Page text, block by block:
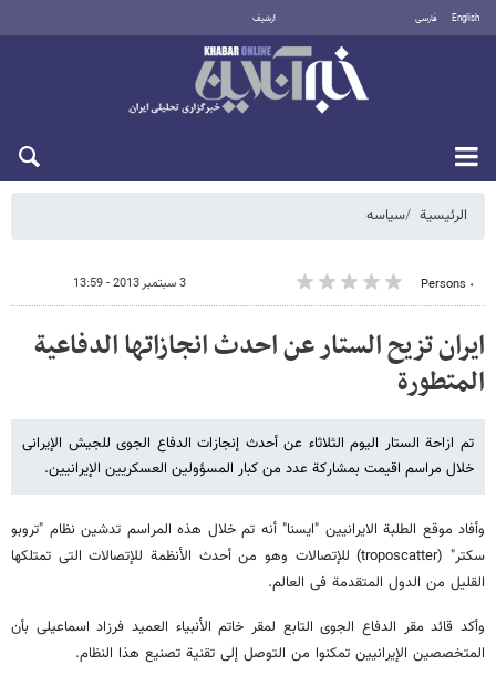
English فارسی أرشيف
الرئيسية سیاسه
٠ Persons 3 سبتمبر 2013 - 13:59
ایران تزیح الستار عن احدث انجازاتها الدفاعیة
المتطورة
تم ازاحة الستار الیوم الثلاثاء عن أحدث إنجازات الدفاع الجوی للجیش الإیرانی
خلال مراسم اقیمت بمشارکة عدد من کبار المسؤولین العسکریین الإیرانیین.
وأفاد موقع الطلبة الایرانیین "ایسنا" أنه تم خلال هذه المراسم تدشین نظام "تروبو
سکتر" (troposcatter) للإتصالات وهو من أحدث الأنظمة للإتصالات التی تمتلکها
القلیل من الدول المتقدمة فی العالم.
وأکد قائد مقر الدفاع الجوی التابع لمقر خاتم الأنبیاء العمید فرزاد اسماعیلی بأن
المتخصصین الإیرانیین تمکنوا من التوصل إلی تقنیة تصنیع هذا النظام.